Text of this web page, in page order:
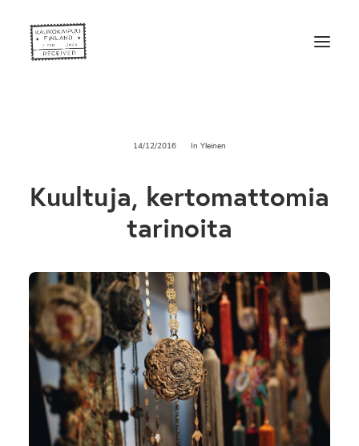
SEARCH
14/12/2016 In Yleinen
Kuultuja, kertomattomia
tarinoita